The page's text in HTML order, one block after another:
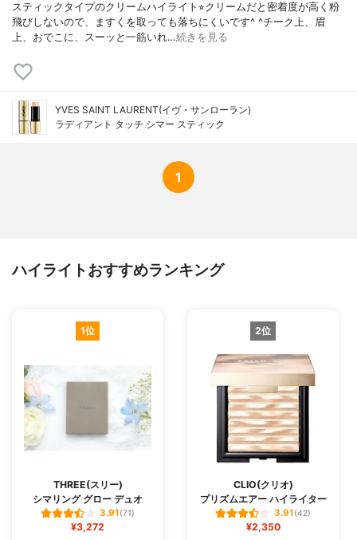
スティックタイプのクリームハイライト⭐︎クリームだと密着度が高く粉
飛びしないので、ますくを取っても落ちにくいです^ ^チーク上、眉
上、おでこに、スーッと一筋いれ…続きを見る
YVES SAINT LAURENT(イヴ・サンローラン)
ラディアント タッチ シマー スティック
1
ハイライトおすすめランキング
1位
THREE(スリー)
シマリング グロー デュオ
3.91(71)
¥3,272
2位
CLIO(クリオ)
プリズムエアー ハイライター
3.91(42)
¥2,350